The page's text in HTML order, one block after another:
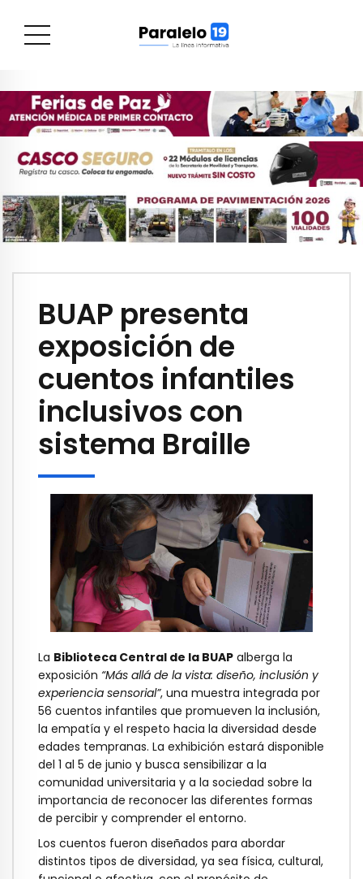
BUAP presenta
exposición de
cuentos infantiles
inclusivos con
sistema Braille
La Biblioteca Central de la BUAP alberga la
exposición “Más allá de la vista: diseño, inclusión y
experiencia sensorial”, una muestra integrada por
56 cuentos infantiles que promueven la inclusión,
la empatía y el respeto hacia la diversidad desde
edades tempranas. La exhibición estará disponible
del 1 al 5 de junio y busca sensibilizar a la
comunidad universitaria y a la sociedad sobre la
importancia de reconocer las diferentes formas
de percibir y comprender el entorno.
Los cuentos fueron diseñados para abordar
distintos tipos de diversidad, ya sea física, cultural,